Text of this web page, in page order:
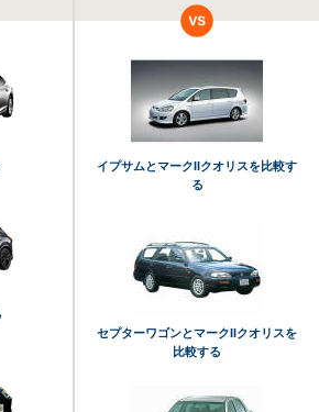
イプサムとマークIIクオリスを比較す
る
セプターワゴンとマークIIクオリスを
比較する